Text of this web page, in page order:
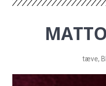
tæve,